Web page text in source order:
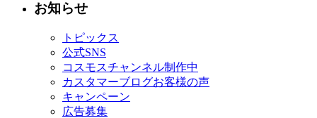
お知らせ
トピックス
公式SNS
コスモスチャンネル制作中
カスタマーブログお客様の声
キャンペーン
広告募集